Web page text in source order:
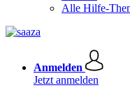
Alle Hilfe-
Anmelden
Jetzt anmelden